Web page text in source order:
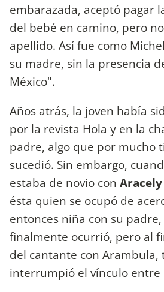
embarazada, aceptó pagar
del bebé en camino, pero
apellido. Así fue como
su madre, sin la presencia
México".
Años atrás, la joven había
por la revista Hola y en la
padre, algo que por mucho
sucedió. Sin embargo,
estaba de novio con
ésta quien se ocupó de
entonces niña con su
finalmente ocurrió, pero al
del cantante con Arambula,
interrumpió el vínculo entre